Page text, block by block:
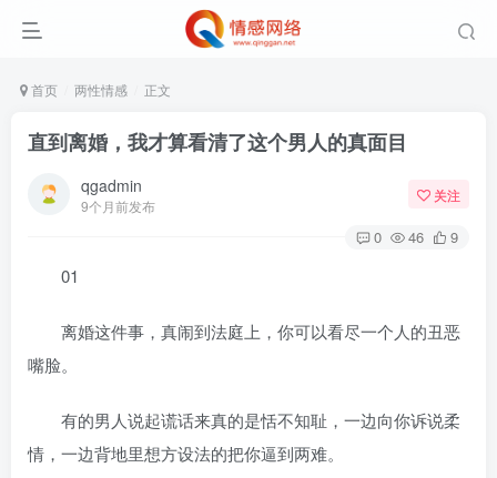
首页 两性情感 正文
直到离婚，我才算看清了这个男人的真面目
qgadmin
9个月前发布
关注
0 46 9
01
离婚这件事，真闹到法庭上，你可以看尽一个人的丑恶
嘴脸。
有的男人说起谎话来真的是恬不知耻，一边向你诉说柔
情，一边背地里想方设法的把你逼到两难。